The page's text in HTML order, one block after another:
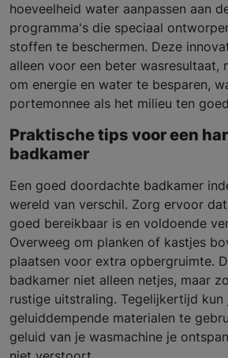
hoeveelheid water aanpassen aan
programma's die speciaal
stoffen te beschermen. Deze
alleen voor een beter wasresultaat,
om energie en water te besparen,
portemonnee als het milieu ten
Praktische tips voor een
badkamer
Een goed doordachte badkamer
wereld van verschil. Zorg ervoor
goed bereikbaar is en voldoende
Overweeg om planken of kastjes
plaatsen voor extra opbergruimte.
badkamer niet alleen netjes, maar
rustige uitstraling. Tegelijkertijd kun
geluiddempende materialen te
geluid van je wasmachine je